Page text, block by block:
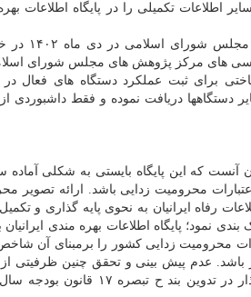
اطلاعات تکمیلی را در پایگاه اطلاعات
وی افزود: برمبنای پاسخ وزارت تعاون، کار و
های مرکز پژوهش های مجلس شورای
برای ثبت عملکرد دستگاه های فعال
دستگاهها دریافت نموده و فقط داشبوردی
آنست که این پایگاه بایستی به شکلی آماده
محرومیت زدایی باشد. ارائه تصویر
رفاه ایرانیان به نحوی پایه گذاری و
نمود؛ پایگاه اطلاعات بهره مندی ایرانیان
محرومیت زدایی کشور را برمبنای آن
عدم پیش بینی و تحقق چنین ظرفیتی